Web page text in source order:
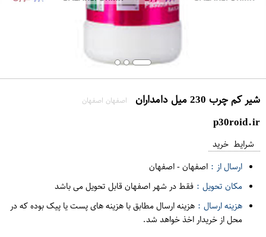
شیر کم چرب 230 میل دامداران اصفهان اصفهان
p30roid.ir
شرایط خرید
ارسال از : اصفهان-اصفهان
مکان تحویل : فقط در شهر اصفهان قابل تحویل می باشد
هزینه ارسال : هزینه ارسال مطابق با هزینه های پست یا پیک بوده که در
محل از خریدار اخذ خواهد شد.